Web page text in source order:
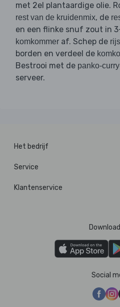
met 2el plantaardige olie.
rest van de kruidenmix, de
en een flinke snuf zout in
komkommer af. Schep de
borden en verdeel de
Bestrooi met de panko-
serveer.
Het bedrijf
Service
Klantenservice
Social